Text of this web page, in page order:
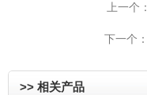
上一个：
下一个：
>> 相关产品